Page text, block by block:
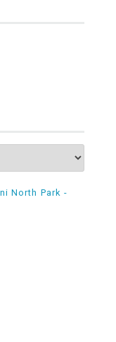
North Park -